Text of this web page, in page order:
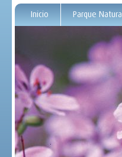
Inicio Parque Natural